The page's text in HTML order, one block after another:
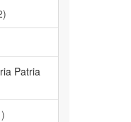
Patria